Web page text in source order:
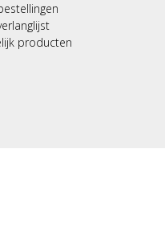
producten